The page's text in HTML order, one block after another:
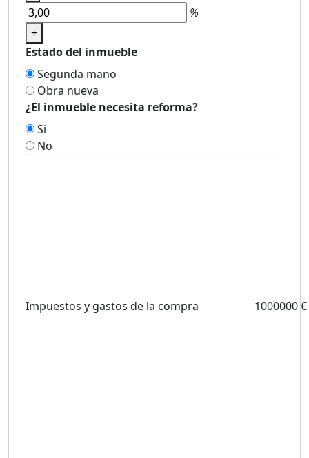
%
+
Estado del inmueble
Segunda mano
Obra nueva
¿El inmueble necesita reforma?
Si
No
Impuestos y gastos de la compra 1000000 €